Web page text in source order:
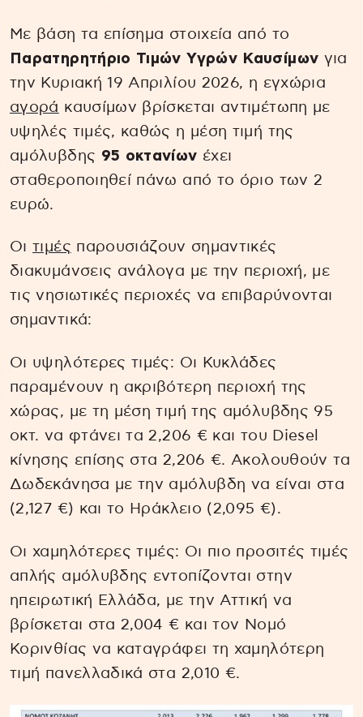
Με βάση τα επίσημα στοιχεία από το
Παρατηρητήριο Τιμών Υγρών Καυσίμων για
την Κυριακή 19 Απριλίου 2026, η εγχώρια
αγορά καυσίμων βρίσκεται αντιμέτωπη με
υψηλές τιμές, καθώς η μέση τιμή της
αμόλυβδης 95 οκτανίων έχει
σταθεροποιηθεί πάνω από το όριο των 2
ευρώ.
Οιτιμές παρουσιάζουν σημαντικές
διακυμάνσεις ανάλογα με την περιοχή, με
τις νησιωτικές περιοχές να επιβαρύνονται
σημαντικά:
Οι υψηλότερες τιμές: Οι Κυκλάδες
παραμένουν η ακριβότερη περιοχή της
χώρας, με τη μέση τιμή της αμόλυβδης 95
οκτ. να φτάνει τα 2,206 € και του Diesel
κίνησης επίσης στα 2,206 €. Ακολουθούν τα
Δωδεκάνησα με την αμόλυβδη να είναι στα
(2,127 €) και το Ηράκλειο (2,095 €).
Οι χαμηλότερες τιμές: Οι πιο προσιτές τιμές
απλής αμόλυβδης εντοπίζονται στην
ηπειρωτική Ελλάδα, με την Αττική να
βρίσκεται στα 2,004 € και τον Νομό
Κορινθίας να καταγράφει τη χαμηλότερη
τιμή πανελλαδικά στα 2,010 €.